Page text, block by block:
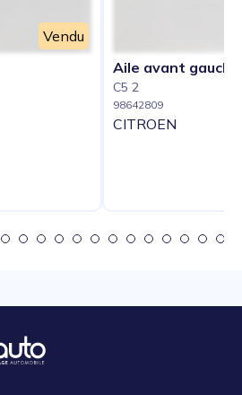
Vendu
Aile avant gauche
C5 2
98642809
CITROEN